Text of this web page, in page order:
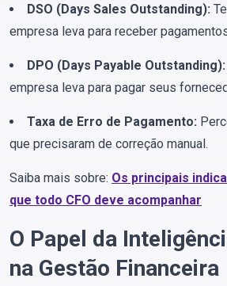
DSO (Days Sales Outstanding):
empresa leva para receber
DPO (Days Payable Outstanding):
empresa leva para pagar seus
Taxa de Erro de Pagamento:
que precisaram de correção manual.
Saiba mais sobre: Os principais
que todo CFO deve acompanhar
O Papel da
na Gestão Financeira